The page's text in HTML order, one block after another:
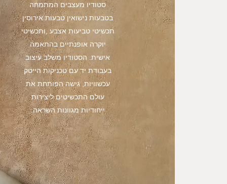
סטודיו מעצבים המתמחה
בטבעות נישואין טבעות אירוסין
תכשיטי טביעות אצבע ,ותכשיטי
יוקרה אופנתיים בהתאמה
אישית. הסטודיו משלב עיצוב
בעבודת יד עם טכניקות הייטק
עכשוויות, גישה הפותחת את
עולם התכשיטים ליצירות
ייחודיות מגוונות השראה.